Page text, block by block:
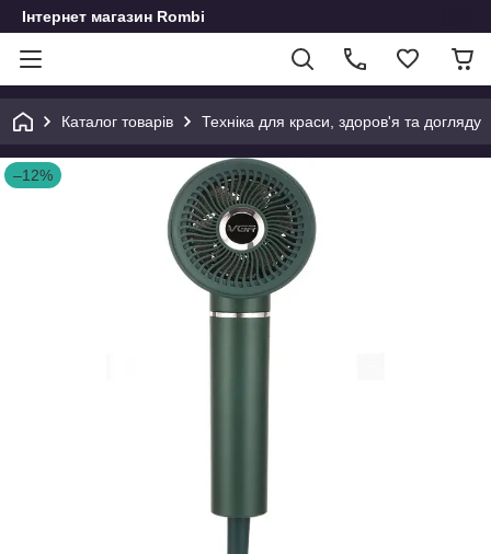
Інтернет магазин Rombi
Каталог товарів Техніка для краси, здоров'я та догляду
–12%